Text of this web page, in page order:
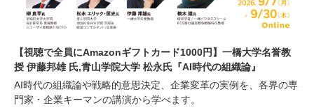
【視聴で全員にAmazonギフトカード1000円】一橋大学名誉教
授 伊藤邦雄 氏,青山学院大学 松永氏『AI時代の組織論』
AI時代の組織論や戦略的意思決定、企業変革の実例を、各界の専
門家・企業キーマンの講演から学べます。